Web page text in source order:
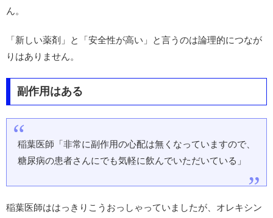
ん。
「新しい薬剤」と「安全性が高い」と言うのは論理的につなが
りはありません。
副作用はある
稲葉医師「非常に副作用の心配は無くなっていますので、
糖尿病の患者さんにでも気軽に飲んでいただいている」
稲葉医師ははっきりこうおっしゃっていましたが、オレキシン